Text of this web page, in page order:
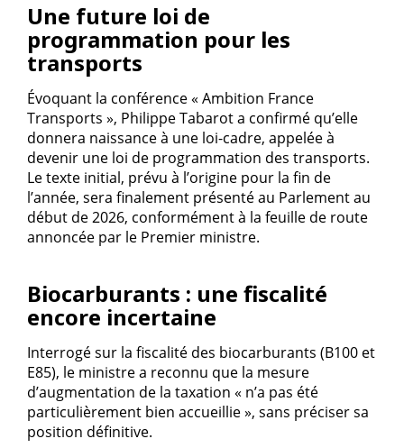
Une future loi de
programmation pour les
transports
Évoquant la conférence « Ambition France
Transports », Philippe Tabarot a confirmé qu’elle
donnera naissance à une loi-cadre, appelée à
devenir une loi de programmation des transports.
Le texte initial, prévu à l’origine pour la fin de
l’année, sera finalement présenté au Parlement au
début de 2026, conformément à la feuille de route
annoncée par le Premier ministre.
Biocarburants : une fiscalité
encore incertaine
Interrogé sur la fiscalité des biocarburants (B100 et
E85), le ministre a reconnu que la mesure
d’augmentation de la taxation « n’a pas été
particulièrement bien accueillie », sans préciser sa
position définitive.